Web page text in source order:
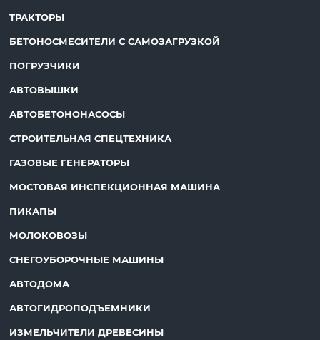
ТРАКТОРЫ
БЕТОНОСМЕСИТЕЛИ С САМОЗАГРУЗКОЙ
ПОГРУЗЧИКИ
АВТОВЫШКИ
АВТОБЕТОНОНАСОСЫ
СТРОИТЕЛЬНАЯ СПЕЦТЕХНИКА
ГАЗОВЫЕ ГЕНЕРАТОРЫ
МОСТОВАЯ ИНСПЕКЦИОННАЯ МАШИНА
ПИКАПЫ
МОЛОКОВОЗЫ
СНЕГОУБОРОЧНЫЕ МАШИНЫ
АВТОДОМА
АВТОГИДРОПОДЪЕМНИКИ
ИЗМЕЛЬЧИТЕЛИ ДРЕВЕСИНЫ